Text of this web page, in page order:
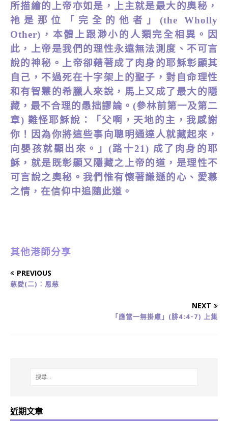
所描繪的上帝亦如是，上主就是最大的奧秘，
祂是那位「完全的他者」(the Wholly
Other)， 本體上跟渺小 的人類完全相異 。因
此，上帝是我們的理性永遠無法測度 、不可言
說的神秘。上帝卻藉著成了肉身的耶穌彰顯其
自己，不過死在十字架上的聖子，對自命理性
和有智慧的希臘人來說，馬上又成了最大的隱
藏，最不合理的愚拙謬論。(參林前第一及第二
章) 難怪耶穌說：「父啊，天地的主，我感謝
你！因為你將這些事向聰明通達人就藏起來，
向嬰孩就顯出來。」(路十21) 成了肉身的耶
穌，就是既彰顯又隱藏之上帝的道，是理性不
可言說之奧秘。我們惟有懷著謙遜的心、愛慕
之情，在信仰中追隨此道。
其他港師分享
PREVIOUS
慈愛(二)：恩慈
NEXT
「應當一無掛慮」(腓4:4-7) 上集
近期文章